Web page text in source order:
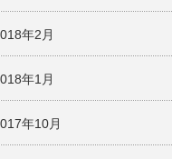
年2月
年1月
年10月